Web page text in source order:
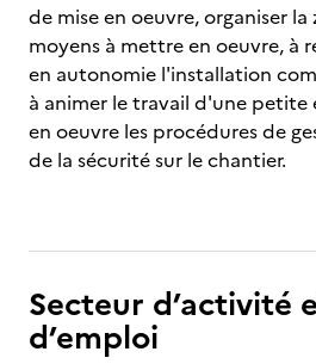
de mise en oeuvre, organiser
moyens à mettre en oeuvre, à
en autonomie l'installation
à animer le travail d'une
en oeuvre les procédures de
de la sécurité sur le chantier.
Secteur d’activité
d’emploi